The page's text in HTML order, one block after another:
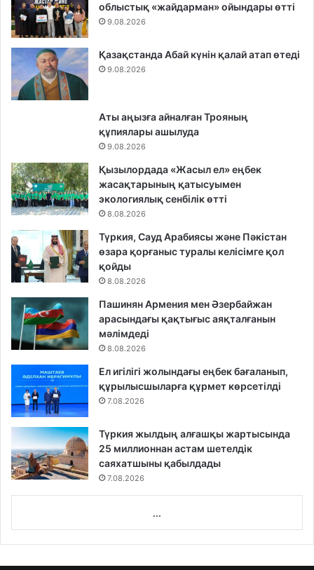
облыстық «жайдарман» ойындары өтті
9.08.2026
Қазақстанда Абай күнін қалай атап өтеді
9.08.2026
Аты аңызға айналған Трояның
құпиялары ашылуда
9.08.2026
Қызылордада «Жасыл ел» еңбек
жасақтарының қатысуымен
экологиялық сенбілік өтті
8.08.2026
Түркия, Сауд Арабиясы және Пәкістан
өзара қорғаныс туралы келісімге қол
қойды
8.08.2026
Пашинян Армения мен Әзербайжан
арасындағы қақтығыс аяқталғанын
мәлімдеді
8.08.2026
Ел игілігі жолындағы еңбек бағаланып,
құрылысшыларға құрмет көрсетілді
7.08.2026
Түркия жылдың алғашқы жартысында
25 миллионнан астам шетелдік
саяхатшыны қабылдады
7.08.2026
...